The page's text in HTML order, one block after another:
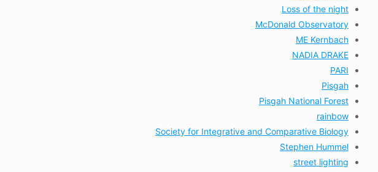
Loss of the night
McDonald Observatory
ME Kernbach
NADIA DRAKE
PARI
Pisgah
Pisgah National Forest
rainbow
Society for Integrative and Comparative Biology
Stephen Hummel
street lighting